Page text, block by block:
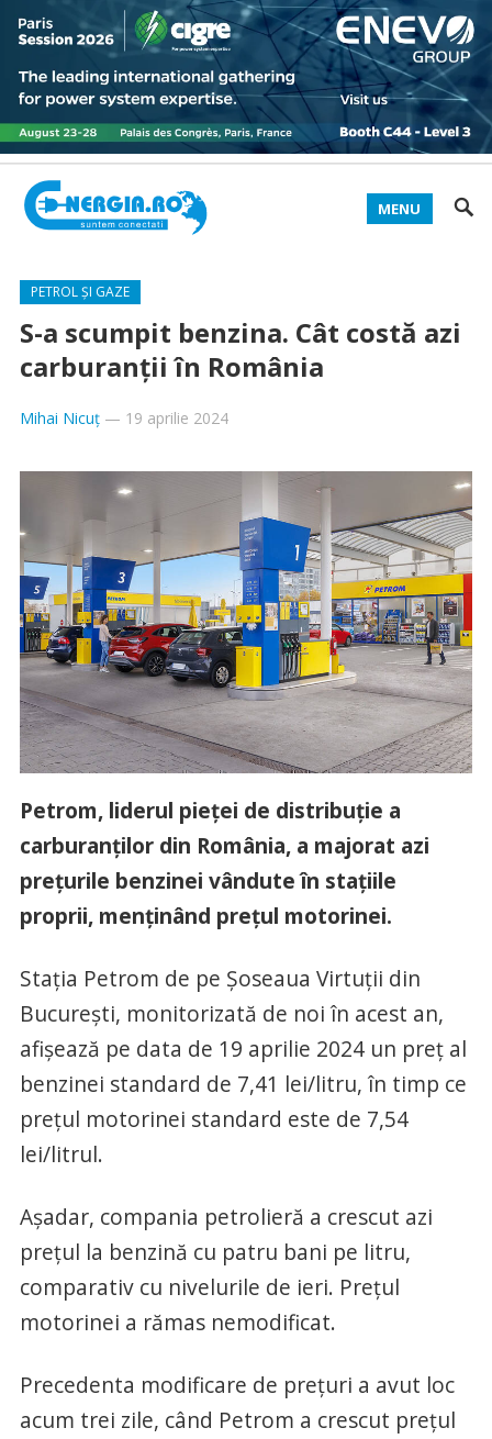
MENU
PETROL ȘI GAZE
S-a scumpit benzina. Cât costă azi
carburanții în România
Mihai Nicuț— 19 aprilie 2024
Petrom, liderul pieței de distribuție a
carburanților din România, a majorat azi
prețurile benzinei vândute în stațiile
proprii, menținând prețul motorinei.
Stația Petrom de pe Șoseaua Virtuții din
București, monitorizată de noi în acest an,
afișează pe data de 19 aprilie 2024 un preț al
benzinei standard de 7,41 lei/litru, în timp ce
prețul motorinei standard este de 7,54
lei/litrul.
Așadar, compania petrolieră a crescut azi
prețul la benzină cu patru bani pe litru,
comparativ cu nivelurile de ieri. Prețul
motorinei a rămas nemodificat.
Precedenta modificare de prețuri a avut loc
acum trei zile, când Petrom a crescut prețul